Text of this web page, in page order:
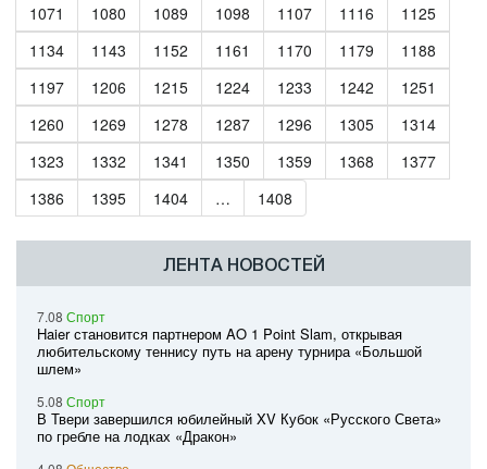
1071
1080 1089 1098 1107 1116
1125
1134
1143 1152 1161 1170 1179
1188
1197
1206 1215 1224 1233 1242
1251
1260
1269 1278 1287 1296 1305
1314
1323
1332 1341 1350 1359 1368
1377
1386
1395 1404 … 1408
ЛЕНТА НОВОСТЕЙ
7.08 Спорт
Haier становится партнером AO 1 Point Slam, открывая
любительскому теннису путь на арену турнира «Большой
шлем»
5.08 Спорт
В Твери завершился юбилейный XV Кубок «Русского Света»
по гребле на лодках «Дракон»